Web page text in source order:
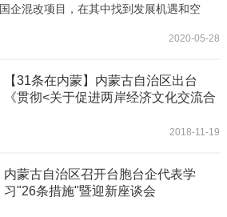
企混改项目，在其中找到发展机遇和空
2020-05-28
【31条在内蒙】内蒙古自治区出台
《贯彻<关于促进两岸经济文化交流合
2018-11-19
内蒙古自治区召开台胞台企代表学
习"26条措施"暨迎新座谈会